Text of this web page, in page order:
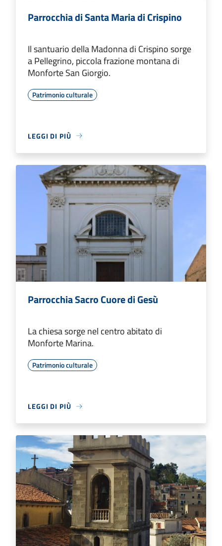
Parrocchia di Santa Maria di Crispino
Il santuario della Madonna di Crispino sorge
a Pellegrino, piccola frazione montana di
Monforte San Giorgio.
Patrimonio culturale
LEGGI DI PIÙ
Parrocchia Sacro Cuore di Gesù
La chiesa sorge nel centro abitato di
Monforte Marina.
Patrimonio culturale
LEGGI DI PIÙ